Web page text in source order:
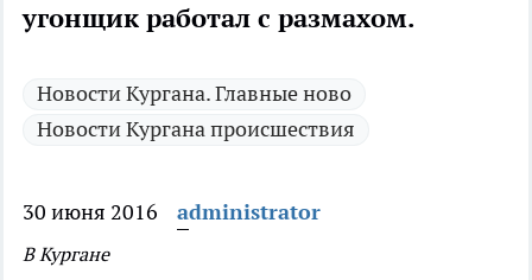
угонщик работал с размахом.
Новости Кургана. Главные ново
Новости Кургана происшествия
30 июня 2016 administrator
В Кургане